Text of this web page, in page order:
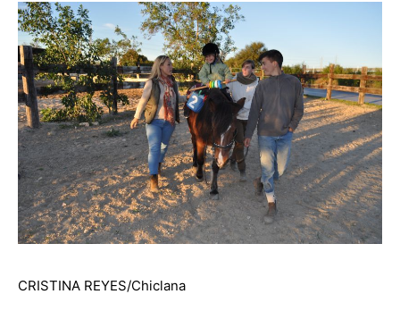
CRISTINA REYES/Chiclana